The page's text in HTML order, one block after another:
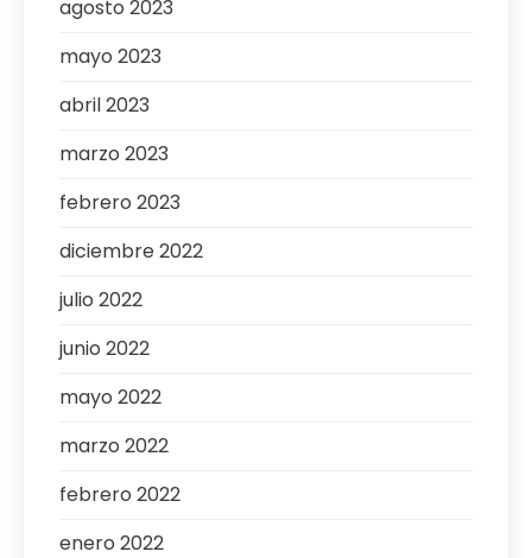
agosto 2023
mayo 2023
abril 2023
marzo 2023
febrero 2023
diciembre 2022
julio 2022
junio 2022
mayo 2022
marzo 2022
febrero 2022
enero 2022